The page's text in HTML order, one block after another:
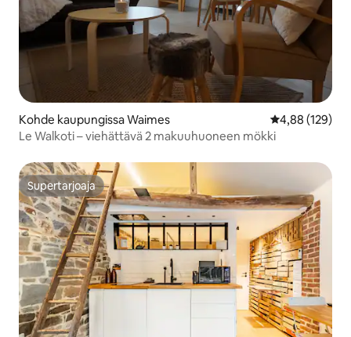
Kohde kaupungissa Waimes
4,88 (129)
Le Walkoti – viehättävä 2 makuuhuoneen mökki
Supertarjoaja
Supertarjoaja